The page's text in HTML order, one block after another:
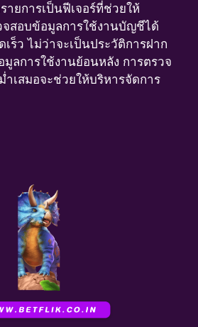
ายการเป็นฟีเจอร์ที่ช่วยให้
จสอบข้อมูลการใช้งานบัญชีได้
เร็ว ไม่ว่าจะเป็นประวัติการฝาก
มูลการใช้งานย้อนหลัง การตรวจ
ำเสมอจะช่วยให้บริหารจัดการ